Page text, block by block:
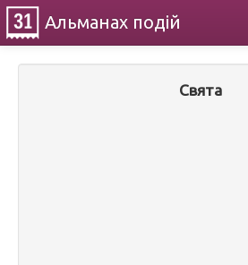
Альманах подій
Свята